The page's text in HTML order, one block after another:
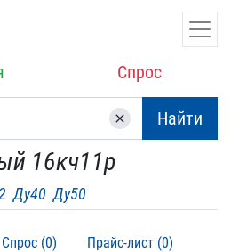
Спрос
clear Найти
16кч11р
Ду40 Ду50
Спрос (0) Прайс-лист (0)